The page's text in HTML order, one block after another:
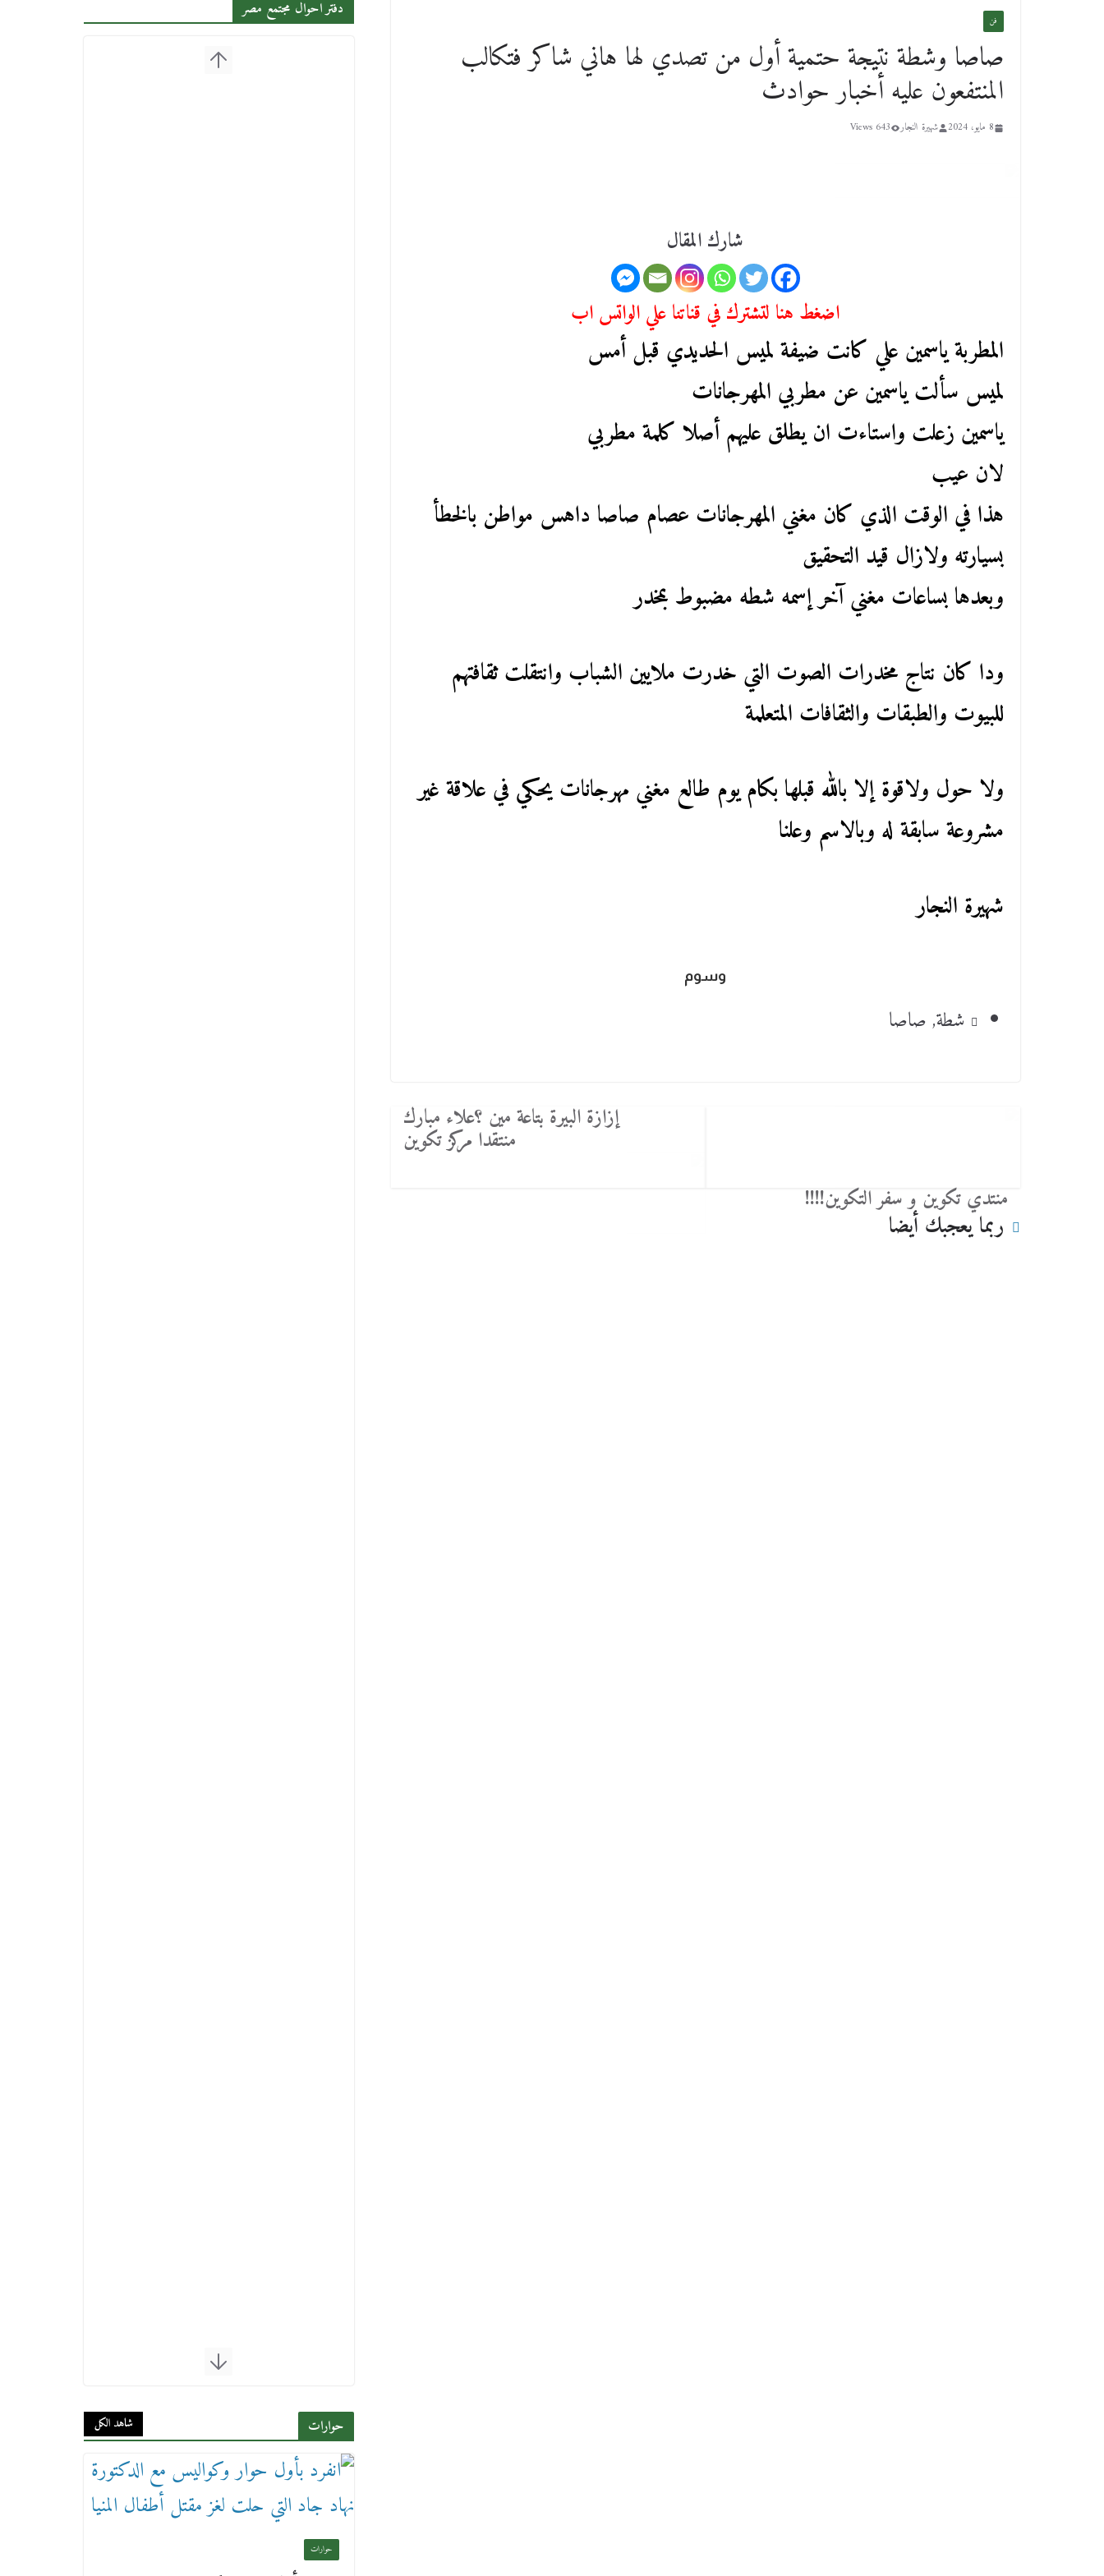
فن
صاصا وشطة نتيجة حتمية أول من تصدي لها هاني شاكر فتكالب
المنتفعون عليه أخبار حوادث
8 مايو، 2024 شهيرة النجار 643 Views
شارك المقال
اضغط هنا لتشترك في قناتنا علي الواتس اب
المطربة ياسمين علي كانت ضيفة لميس الحديدي قبل أمس
لميس سألت ياسمين عن مطربي المهرجانات
ياسمين زعلت واستاءت ان يطلق عليهم أصلا كلمة مطربي
لان عيب
هذا في الوقت الذي كان مغني المهرجانات عصام صاصا داهس مواطن بالخطأ
بسيارته ولازال قيد التحقيق
وبعدها بساعات مغني آخر إسمه شطه مضبوط بمخدر
ودا كان نتاج مخدرات الصوت التي خدرت ملايين الشباب وانتقلت ثقافتهم
للبيوت والطبقات والثقافات المتعلمة
ولا حول ولاقوة إلا بالله قبلها بكام يوم طالع مغني مهرجانات يحكي في علاقة غير
مشروعة سابقة له وبالاسم وعلنا
شهيرة النجار
وسوم
شطة,صاصا
منتدي تكوين و سفر التكوين!!!!
إزازة البيرة بتاعة مين ؟علاء مبارك
منتقدا مركز تكوين
ربما يعجبك أيضا
دفتر احوال مجتمع مصر
حوارات شاهد الكل
حوارات